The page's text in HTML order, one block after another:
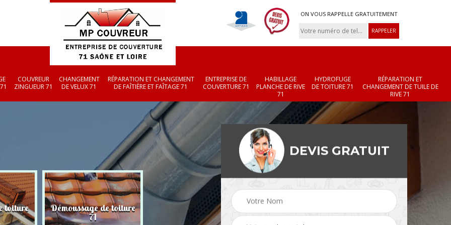
ON VOUS RAPPELLE GRATUITEMENT
COUVREUR
ZINGUEUR 71
CHANGEMENT
DE VELUX 71
RÉPARATION ET CHANGEMENT
DE FAÎTIÈRE ET FAÎTAGE 71
ENTREPRISE DE
COUVERTURE 71
HABILLAGE
PLANCHE DE RIVE
71
HYDROFUGE
DE TOITURE 71
RÉPARATION ET
CHANGEMENT DE TUILE DE
RIVE 71
toiture Démoussage de toiture
71 Couvreur zingueur 71 Changement de velux
71
Réparation et
changement de
et faîtage 71
DEVIS GRATUIT